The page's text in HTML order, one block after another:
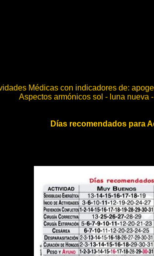
Médicas con indicadores de:
Aspectos armónicos sol - luna nueva
Días recomendados para